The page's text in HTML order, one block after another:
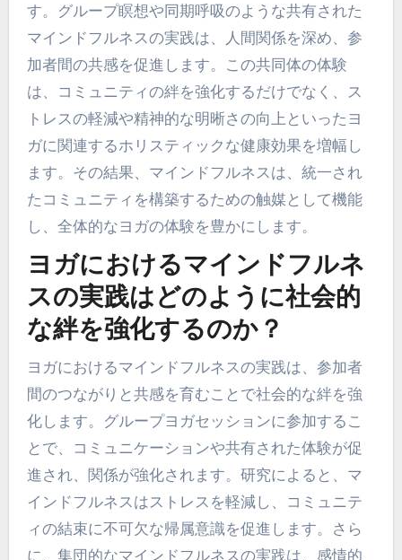
か？
マインドフルネスは、つながりと集団的な幸福を
育むことでヨガのコミュニティの絆を大幅に強化
します。これは、実践者が自分自身や他者と完全
に関わることを促し、サポート環境を作り出しま
す。グループ瞑想や同期呼吸のような共有された
マインドフルネスの実践は、人間関係を深め、参
加者間の共感を促進します。この共同体の体験
トレスの軽減や精神的な明晰さの向上といったヨ
ガに関連するホリスティックな健康効果を増幅し
ます。その結果、マインドフルネスは、統一され
たコミュニティを構築するための触媒として機能
し、全体的なヨガの体験を豊かにします。
ヨガにおけるマインドフルネ
スの実践はどのように社会的
な絆を強化するのか？
ヨガにおけるマインドフルネスの実践は、参加者
間のつながりと共感を育むことで社会的な絆を強